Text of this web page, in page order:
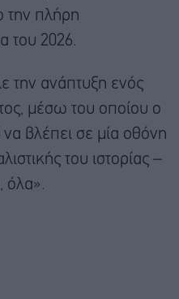
την πλήρη
του 2026.
την ανάπτυξη ενός
μέσω του οποίου ο
βλέπει σε μία οθόνη
του ιστορίας –
όλα».